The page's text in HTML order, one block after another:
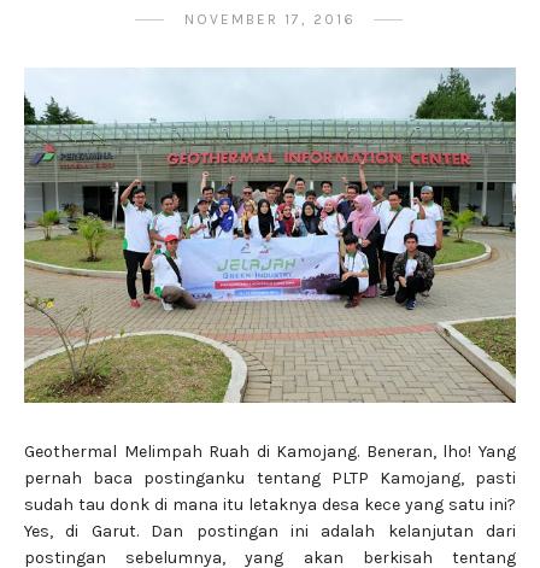
NOVEMBER 17, 2016
Geothermal Melimpah Ruah di Kamojang. Beneran, lho! Yang
pernah baca postinganku tentang PLTP Kamojang, pasti
sudah tau donk di mana itu letaknya desa kece yang satu ini?
Yes, di Garut. Dan postingan ini adalah kelanjutan dari
postingan sebelumnya, yang akan berkisah tentang